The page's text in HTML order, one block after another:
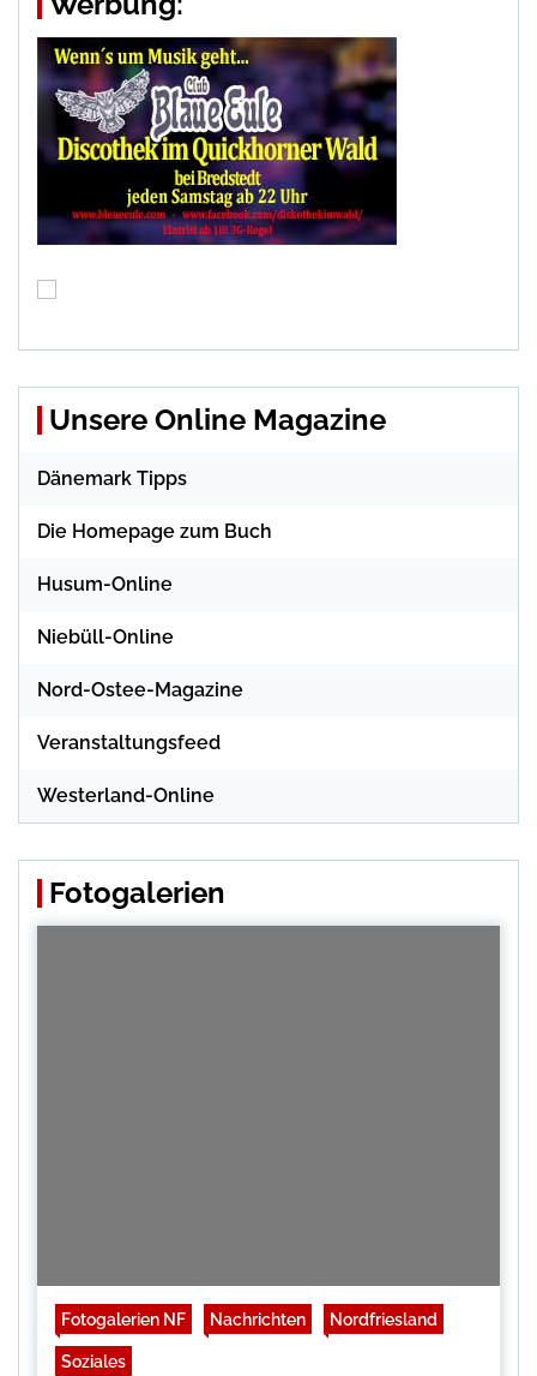
Unsere Online Magazine
Dänemark Tipps
Die Homepage zum Buch
Husum-Online
Niebüll-Online
Nord-Ostee-Magazine
Veranstaltungsfeed
Westerland-Online
Fotogalerien
Fotogalerien NF Nachrichten Nordfriesland
Soziales